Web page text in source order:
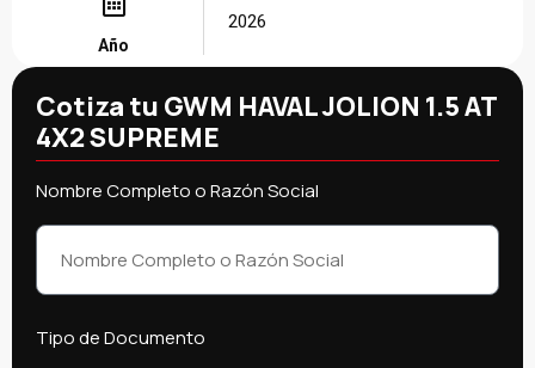
Año
2026
Cotiza tu GWM HAVAL JOLION 1.5 AT
4X2 SUPREME
Nombre Completo o Razón Social
Tipo de Documento